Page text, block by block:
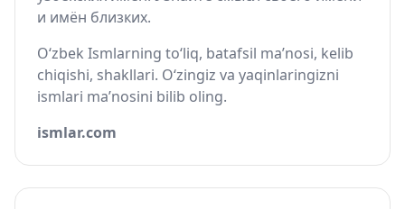
и имён близких.
O‘zbek Ismlarning to‘liq, batafsil ma’nosi, kelib
chiqishi, shakllari. O‘zingiz va yaqinlaringizni
ismlari ma’nosini bilib oling.
ismlar.com